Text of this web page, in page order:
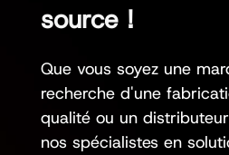
source !
Que vous soyez une
recherche d'une
qualité ou un
nos spécialistes en